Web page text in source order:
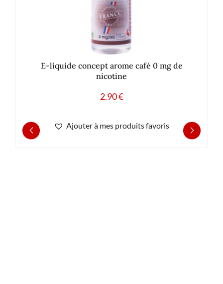
E-liquide concept arome café 0 mg de
nicotine
2.90€
Ajouter à mes produits favoris